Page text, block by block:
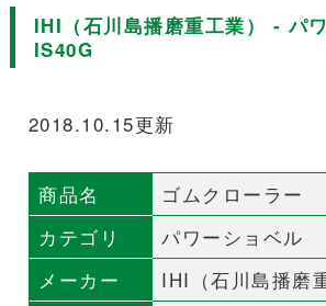
IHI（石川島播磨重工業） - パ
IS40G
2018.10.15更新
商品名
ゴムクローラー
カテゴリ
パワーショベル
メーカー
IHI（石川島播磨